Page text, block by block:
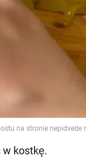
w kostkę.